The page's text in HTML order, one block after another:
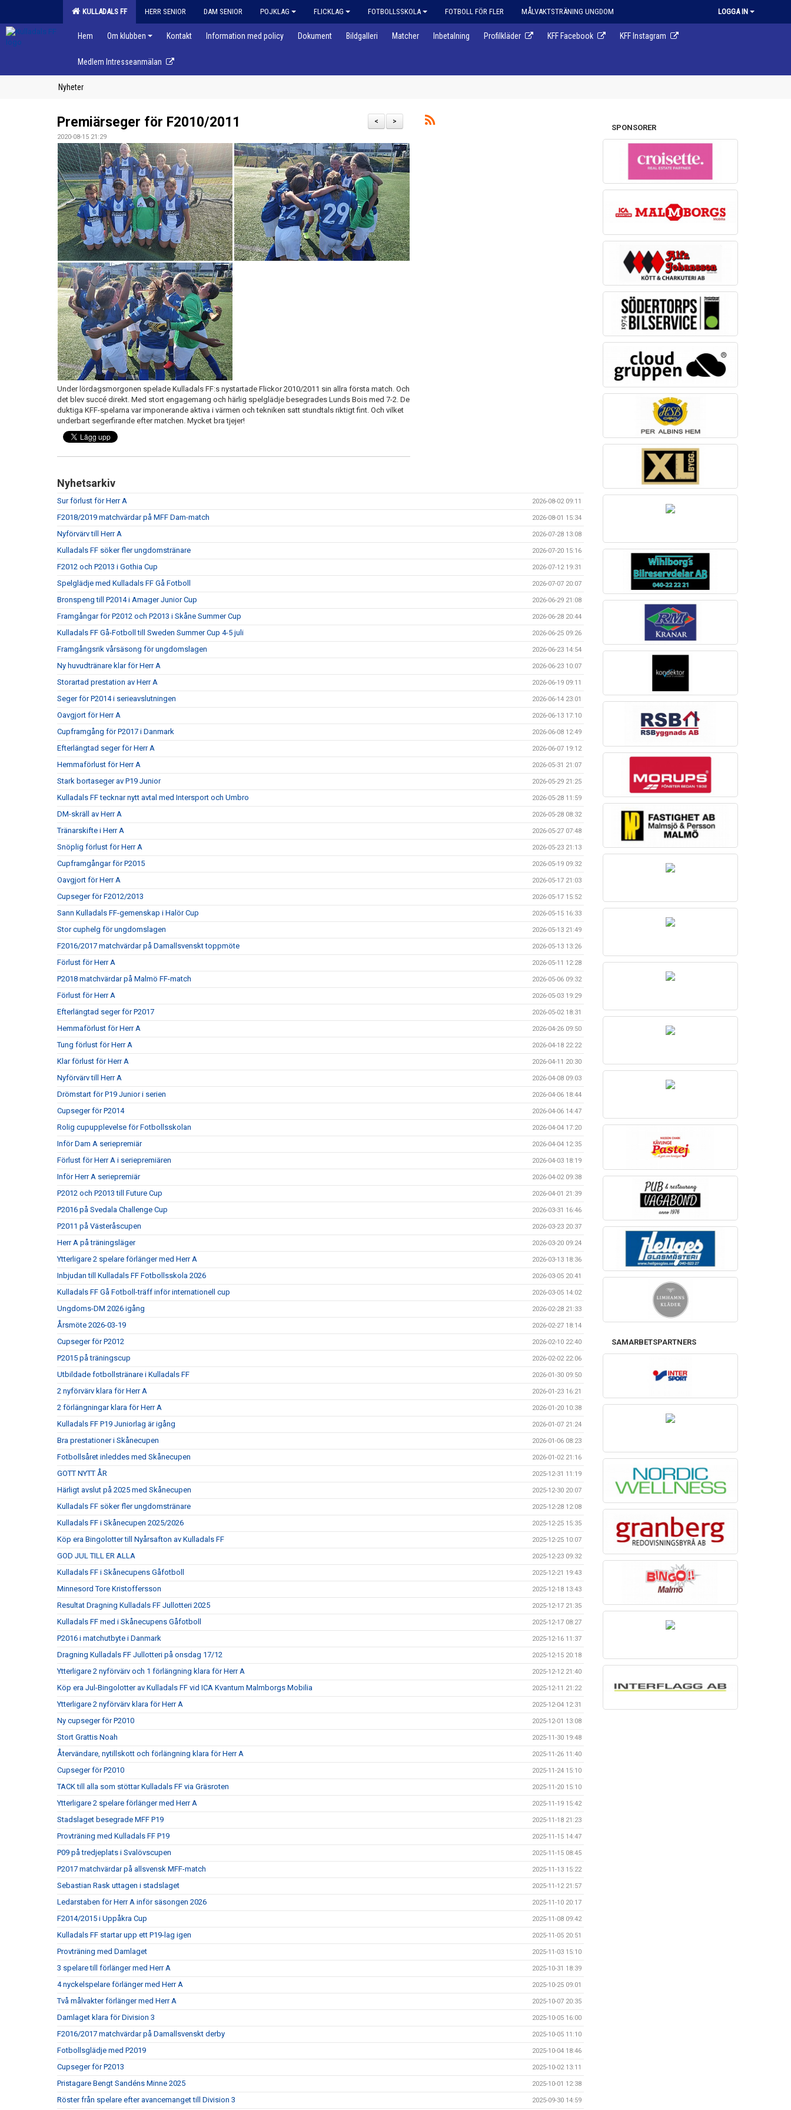
KULLADALS FF HERR SENIOR DAM SENIOR POJKLAG FLICKLAG FOTBOLLSSKOLA FOTBOLL FÖR FLER MÅLVAKTSTRÄNING UNGDOM LOGGA IN
Hem Om klubben Kontakt Information med policy Dokument Bildgalleri Matcher Inbetalning Profilkläder KFF Facebook KFF Instagram
Medlem Intresseanmälan
Nyheter
>
<
Premiärseger för F2010/2011
2020-08-15 21:29
Under lördagsmorgonen spelade Kulladals FF:s nystartade Flickor 2010/2011 sin allra första match. Och
det blev succé direkt. Med stort engagemang och härlig spelglädje besegrades Lunds Bois med 7-2. De
duktiga KFF-spelarna var imponerande aktiva i värmen och tekniken satt stundtals riktigt fint. Och vilket
underbart segerfirande efter matchen. Mycket bra tjejer!
Nyhetsarkiv
Sur förlust för Herr A 2026-08-02 09:11
F2018/2019 matchvärdar på MFF Dam-match 2026-08-01 15:34
Nyförvärv till Herr A 2026-07-28 13:08
Kulladals FF söker fler ungdomstränare 2026-07-20 15:16
F2012 och P2013 i Gothia Cup 2026-07-12 19:31
Spelglädje med Kulladals FF Gå Fotboll 2026-07-07 20:07
Bronspeng till P2014 i Amager Junior Cup 2026-06-29 21:08
Framgångar för P2012 och P2013 i Skåne Summer Cup 2026-06-28 20:44
Kulladals FF Gå-Fotboll till Sweden Summer Cup 4-5 juli 2026-06-25 09:26
Framgångsrik vårsäsong för ungdomslagen 2026-06-23 14:54
Ny huvudtränare klar för Herr A 2026-06-23 10:07
Storartad prestation av Herr A 2026-06-19 09:11
Seger för P2014 i serieavslutningen 2026-06-14 23:01
Oavgjort för Herr A 2026-06-13 17:10
Cupframgång för P2017 i Danmark 2026-06-08 12:49
Efterlängtad seger för Herr A 2026-06-07 19:12
Hemmaförlust för Herr A 2026-05-31 21:07
Stark bortaseger av P19 Junior 2026-05-29 21:25
Kulladals FF tecknar nytt avtal med Intersport och Umbro 2026-05-28 11:59
DM-skräll av Herr A 2026-05-28 08:32
Tränarskifte i Herr A 2026-05-27 07:48
Snöplig förlust för Herr A 2026-05-23 21:13
Cupframgångar för P2015 2026-05-19 09:32
Oavgjort för Herr A 2026-05-17 21:03
Cupseger för F2012/2013 2026-05-17 15:52
Sann Kulladals FF-gemenskap i Halör Cup 2026-05-15 16:33
Stor cuphelg för ungdomslagen 2026-05-13 21:49
F2016/2017 matchvärdar på Damallsvenskt toppmöte 2026-05-13 13:26
Förlust för Herr A 2026-05-11 12:28
P2018 matchvärdar på Malmö FF-match 2026-05-06 09:32
Förlust för Herr A 2026-05-03 19:29
Efterlängtad seger för P2017 2026-05-02 18:31
Hemmaförlust för Herr A 2026-04-26 09:50
Tung förlust för Herr A 2026-04-18 22:22
Klar förlust för Herr A 2026-04-11 20:30
Nyförvärv till Herr A 2026-04-08 09:03
Drömstart för P19 Junior i serien 2026-04-06 18:44
Cupseger för P2014 2026-04-06 14:47
Rolig cupupplevelse för Fotbollsskolan 2026-04-04 17:20
Inför Dam A seriepremiär 2026-04-04 12:35
Förlust för Herr A i seriepremiären 2026-04-03 18:19
Inför Herr A seriepremiär 2026-04-02 09:38
P2012 och P2013 till Future Cup 2026-04-01 21:39
P2016 på Svedala Challenge Cup 2026-03-31 16:46
P2011 på Västeråscupen 2026-03-23 20:37
Herr A på träningsläger 2026-03-20 09:24
Ytterligare 2 spelare förlänger med Herr A 2026-03-13 18:36
Inbjudan till Kulladals FF Fotbollsskola 2026 2026-03-05 20:41
Kulladals FF Gå Fotboll-träff inför internationell cup 2026-03-05 14:02
Ungdoms-DM 2026 igång 2026-02-28 21:33
Årsmöte 2026-03-19 2026-02-27 18:14
Cupseger för P2012 2026-02-10 22:40
P2015 på träningscup 2026-02-02 22:06
Utbildade fotbollstränare i Kulladals FF 2026-01-30 09:50
2 nyförvärv klara för Herr A 2026-01-23 16:21
2 förlängningar klara för Herr A 2026-01-20 10:38
Kulladals FF P19 Juniorlag är igång 2026-01-07 21:24
Bra prestationer i Skånecupen 2026-01-06 08:23
Fotbollsåret inleddes med Skånecupen 2026-01-02 21:16
GOTT NYTT ÅR 2025-12-31 11:19
Härligt avslut på 2025 med Skånecupen 2025-12-30 20:07
Kulladals FF söker fler ungdomstränare 2025-12-28 12:08
Kulladals FF i Skånecupen 2025/2026 2025-12-25 15:35
Köp era Bingolotter till Nyårsafton av Kulladals FF 2025-12-25 10:07
GOD JUL TILL ER ALLA 2025-12-23 09:32
Kulladals FF i Skånecupens Gåfotboll 2025-12-21 19:43
Minnesord Tore Kristoffersson 2025-12-18 13:43
Resultat Dragning Kulladals FF Jullotteri 2025 2025-12-17 21:35
Kulladals FF med i Skånecupens Gåfotboll 2025-12-17 08:27
P2016 i matchutbyte i Danmark 2025-12-16 11:37
Dragning Kulladals FF Jullotteri på onsdag 17/12 2025-12-15 20:18
Ytterligare 2 nyförvärv och 1 förlängning klara för Herr A 2025-12-12 21:40
Köp era Jul-Bingolotter av Kulladals FF vid ICA Kvantum Malmborgs Mobilia 2025-12-11 21:22
Ytterligare 2 nyförvärv klara för Herr A 2025-12-04 12:31
Ny cupseger för P2010 2025-12-01 13:08
Stort Grattis Noah 2025-11-30 19:48
Återvändare, nytillskott och förlängning klara för Herr A 2025-11-26 11:40
Cupseger för P2010 2025-11-24 15:10
TACK till alla som stöttar Kulladals FF via Gräsroten 2025-11-20 15:10
Ytterligare 2 spelare förlänger med Herr A 2025-11-19 15:42
Stadslaget besegrade MFF P19 2025-11-18 21:23
Provträning med Kulladals FF P19 2025-11-15 14:47
P09 på tredjeplats i Svalövscupen 2025-11-15 08:45
P2017 matchvärdar på allsvensk MFF-match 2025-11-13 15:22
Sebastian Rask uttagen i stadslaget 2025-11-12 21:57
Ledarstaben för Herr A inför säsongen 2026 2025-11-10 20:17
F2014/2015 i Uppåkra Cup 2025-11-08 09:42
Kulladals FF startar upp ett P19-lag igen 2025-11-05 20:51
Provträning med Damlaget 2025-11-03 15:10
3 spelare till förlänger med Herr A 2025-10-31 18:39
4 nyckelspelare förlänger med Herr A 2025-10-25 09:01
Två målvakter förlänger med Herr A 2025-10-07 20:35
Damlaget klara för Division 3 2025-10-05 16:00
F2016/2017 matchvärdar på Damallsvenskt derby 2025-10-05 11:10
Fotbollsglädje med P2019 2025-10-04 18:46
Cupseger för P2013 2025-10-02 13:11
Pristagare Bengt Sandéns Minne 2025 2025-10-01 12:38
Röster från spelare efter avancemanget till Division 3 2025-09-30 14:59
SPONSORER
SAMARBETSPARTNERS